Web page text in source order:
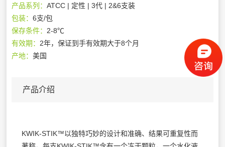
产品系列：ATCC | 定性 | 3代 | 2&6支装
包装：6支/包
保存条件： 2-8℃
有效期： 2年，保证到手有效期大于8个月
产地：美国
产品介绍
KWIK-STIK™以独特巧妙的设计和准确、结果可重复性而